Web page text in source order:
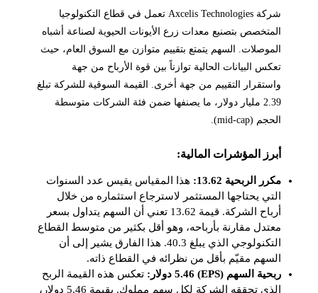
شركة Axcelis Technologies تعمل في قطاع التكنولوجيا
المتخصص بتصنيع معدات زرع الأيونات الحيوية لصناعة أشباه
الموصلات. السهم يتمتع بتقييم متوازن مع السوق العام، حيث
تعكس البيانات الحالية توازناً بين قوة الأرباح من جهة
واستقرار التقييم من جهة أخرى. القيمة السوقية للشركة تبلغ
2.39 مليار دولار، ما يصنفها ضمن فئة الشركات متوسطة
الحجم (mid-cap).
أبرز المؤشرات المالية:
مكرر الربحية 13.62:
هذا المقياس يقيس عدد السنوات
التي يحتاجها المستثمر لاسترجاع استثماره من خلال
أرباح الشركة. قيمة 13.62 تعني أن السهم يتداول بسعر
معتدل مقارنة بأرباحه، وهو أقل بكثير من متوسط القطاع
التكنولوجي الذي يبلغ 40.3. هذا الفارق يشير إلى أن
السهم مقيّم بأقل من نظرائه في القطاع ذاته.
ربحية السهم (EPS) 5.46 دولار:
تعكس هذه القيمة الربح
الذي تحققه الشركة لكل سهم مملوك. بقيمة 5.46 دولار،